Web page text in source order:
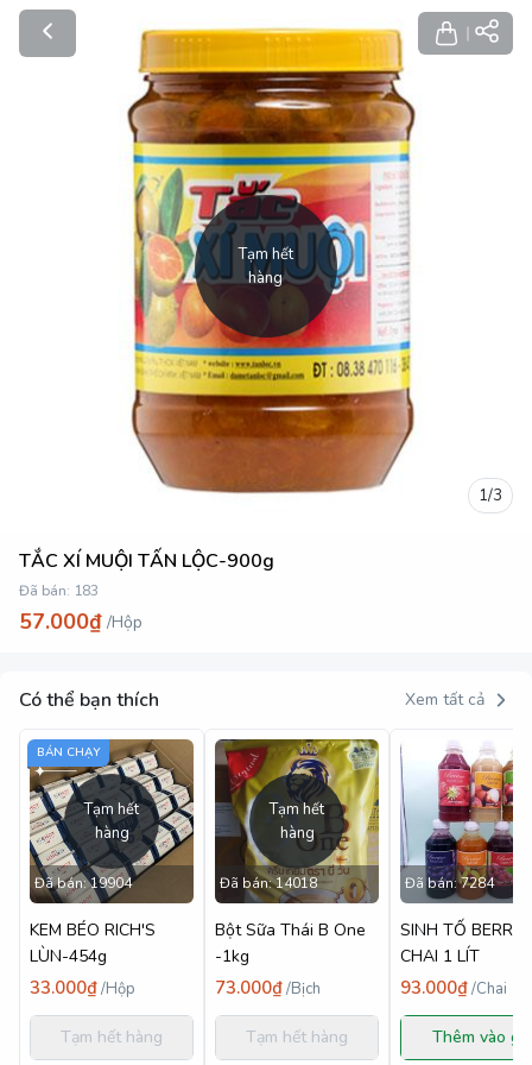
Tạm hết
hàng
1/3
TẮC XÍ MUỘI TẤN LỘC-900g
Đã bán: 183
57.000₫ /Hộp
Có thể bạn thích Xem tất cả
Tạm hết
hàng
BÁN CHẠY
Đã bán:19904
KEM BÉO RICH'S
LÙN-454g
33.000₫/Hộp
Tạm hết hàng
Tạm hết
hàng
Đã bán:14018
Bột Sữa Thái B One
-1kg
73.000₫/Bịch
Tạm hết hàng
Đã bán:7284
SINH TỐ
CHAI 1 LÍT
93.000₫/Chai
Thêm vào giỏ